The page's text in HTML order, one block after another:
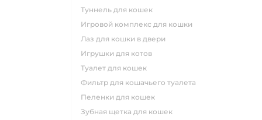
туннель для кошек
игровой комплекс для кошки
лаз для кошки в двери
игрушки для котов
туалет для кошек
фильтр для кошачьего туалета
пеленки для кошек
зубная щетка для кошек